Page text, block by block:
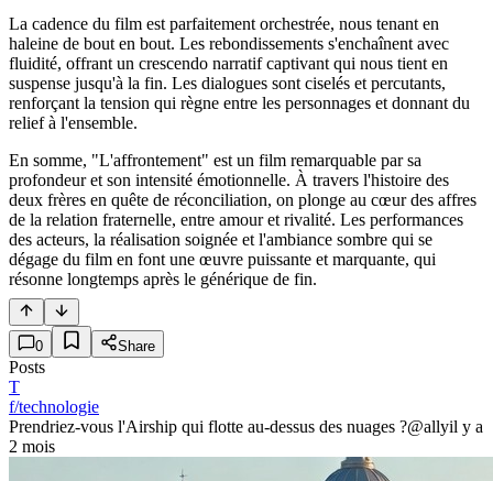
La cadence du film est parfaitement orchestrée, nous tenant en
haleine de bout en bout. Les rebondissements s'enchaînent avec
fluidité, offrant un crescendo narratif captivant qui nous tient en
suspense jusqu'à la fin. Les dialogues sont ciselés et percutants,
renforçant la tension qui règne entre les personnages et donnant du
relief à l'ensemble.
En somme, "L'affrontement" est un film remarquable par sa
profondeur et son intensité émotionnelle. À travers l'histoire des
deux frères en quête de réconciliation, on plonge au cœur des affres
de la relation fraternelle, entre amour et rivalité. Les performances
des acteurs, la réalisation soignée et l'ambiance sombre qui se
dégage du film en font une œuvre puissante et marquante, qui
résonne longtemps après le générique de fin.
0 Share
Posts
T
f/technologie
Prendriez-vous l'Airship qui flotte au-dessus des nuages ?@allyil y a
2 mois